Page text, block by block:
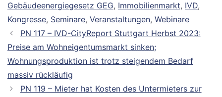
Gebäudeenergiegesetz GEG, Immobilienmarkt, IVD,
Kongresse, Seminare, Veranstaltungen, Webinare
PN 117 – IVD-CityReport Stuttgart Herbst 2023:
Preise am Wohneigentumsmarkt sinken;
Wohnungsproduktion ist trotz steigendem Bedarf
massiv rückläufig
PN 119 – Mieter hat Kosten des Untermieters zur